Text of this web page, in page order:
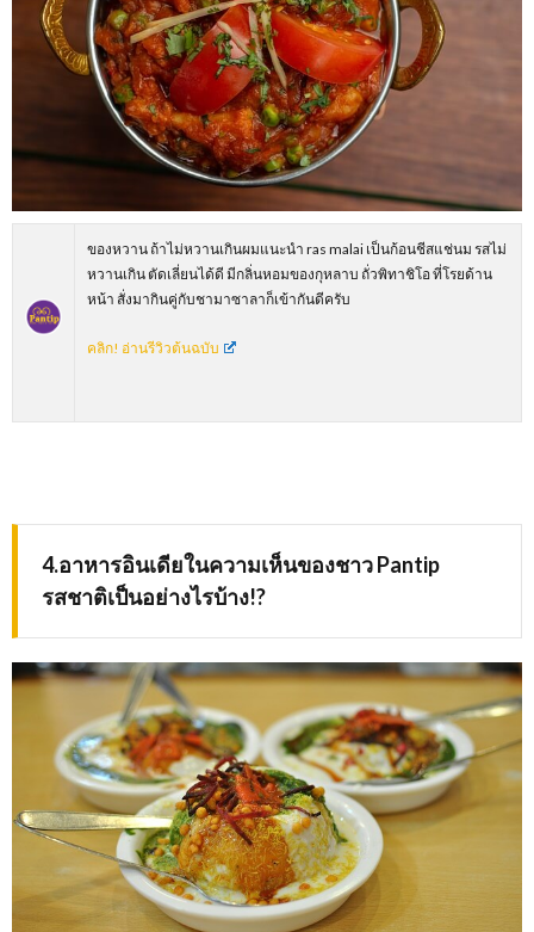
ของหวาน ถ้าไม่หวานเกินผมแนะนำ ras malai เป็นก้อนชีสแช่นม รสไม่
หวานเกิน ตัดเลี่ยนได้ดี มีกลิ่นหอมของกุหลาบ ถั่วพิทาชิโอ ที่โรยด้าน
หน้า สั่งมากินคู่กับชามาซาลาก็เข้ากันดีครับ
คลิก! อ่านรีวิวต้นฉบับ
4.อาหารอินเดียในความเห็นของชาวPantip
รสชาติเป็นอย่างไรบ้าง!?